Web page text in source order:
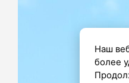
Наш
более